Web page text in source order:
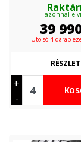
azonnal
39
Utolsó 4 darab
+
-